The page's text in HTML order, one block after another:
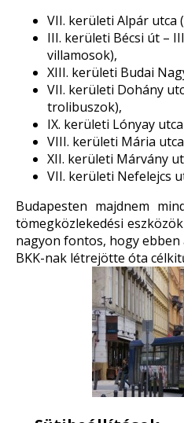
VII. kerületi Alpár utca
III. kerületi Bécsi út –
villamosok),
XIII. kerületi Budai
VII. kerületi Dohány
trolibuszok),
IX. kerületi Lónyay
VIII. kerületi Mária
XII. kerületi Márvány
VII. kerületi Nefelejcs
Budapesten majdnem
tömegközlekedési
nagyon fontos, hogy
BKK-nak létrejötte óta